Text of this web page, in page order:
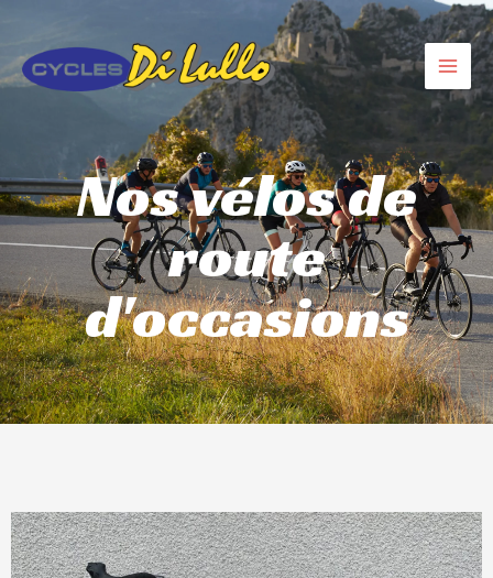
contenu
Nos vélos de
route
d'occasions